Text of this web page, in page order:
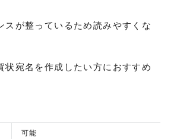
スが整っているため読みやすくな
状宛名を作成したい方におすすめ
可能